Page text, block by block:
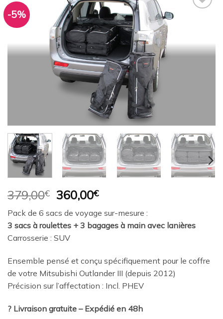
-5%
379,00€ Le
prix
initial
était :
379,00€.
360,00€Le
actuel
est :
Pack de 6 sacs de voyage sur-mesure :
3 sacs à roulettes + 3 bagages à main avec lanières
Carrosserie : SUV
Ensemble pensé et conçu spécifiquement pour le coffre
de votre Mitsubishi Outlander III (depuis 2012)
Précision sur l’affectation : Incl. PHEV
? Livraison gratuite – Expédié en 48h